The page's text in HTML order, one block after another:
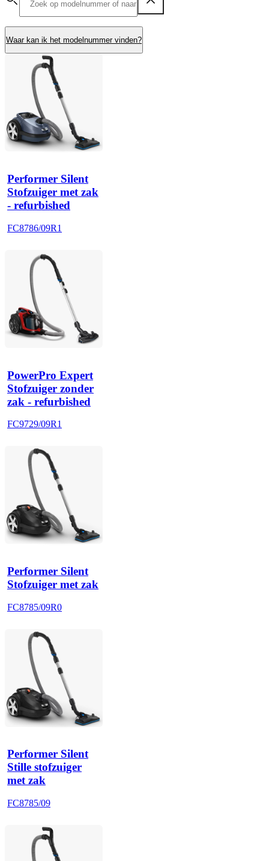
Waar kan ik het modelnummer vinden?
Performer Silent
Stofzuiger met zak
- refurbished
FC8786/09R1
PowerPro Expert
Stofzuiger zonder
zak - refurbished
FC9729/09R1
Performer Silent
Stofzuiger met zak
FC8785/09R0
Performer Silent
Stille stofzuiger
met zak
FC8785/09